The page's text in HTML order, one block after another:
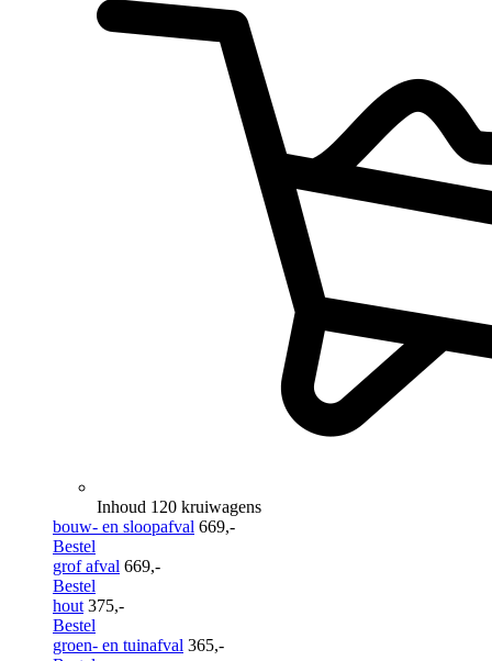
Inhoud 120 kruiwagens
bouw- en sloopafval 669,-
Bestel
grof afval 669,-
Bestel
hout 375,-
Bestel
groen- en tuinafval 365,-